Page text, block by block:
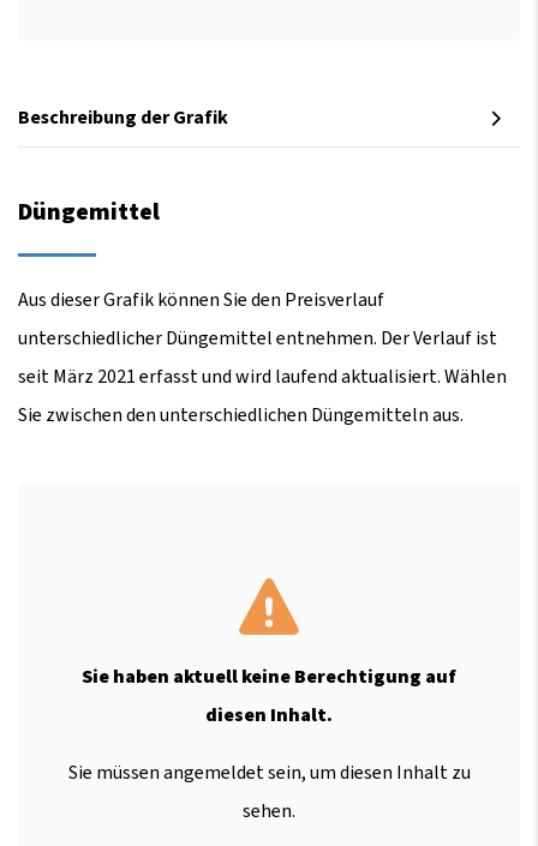
Beschreibung der Grafik
Düngemittel
Aus dieser Grafik können Sie den Preisverlauf
unterschiedlicher Düngemittel entnehmen. Der Verlauf ist
seit März 2021 erfasst und wird laufend aktualisiert. Wählen
Sie zwischen den unterschiedlichen Düngemitteln aus.
Sie haben aktuell keine Berechtigung auf
diesen Inhalt.
Sie müssen angemeldet sein, um diesen Inhalt zu
sehen.